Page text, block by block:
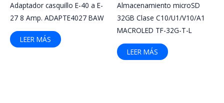
Adaptador casquillo E-40 a E-
27 8 Amp. ADAPTE4027 BAW
LEER MÁS
Almacenamiento microSD
32GB Clase C10/U1/V10/A1
MACROLED TF-32G-T-L
LEER MÁS